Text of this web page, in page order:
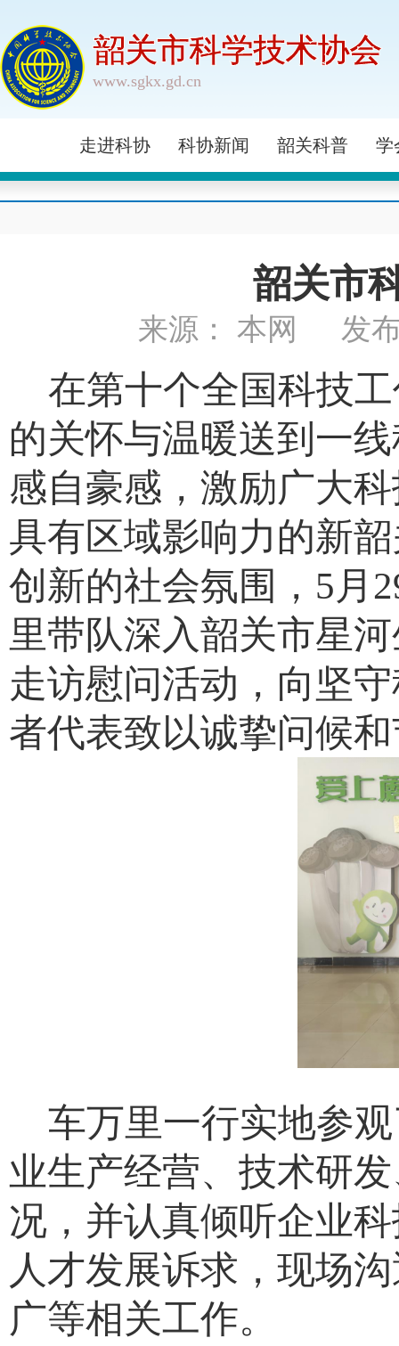
韶关市科学技术协会
www.sgkx.gd.cn
走进科协 科协新闻 韶关科普 学
韶关市
来源： 本网 发
在第十个全国科技工
的关怀与温暖送到一
感自豪感，激励广大
具有区域影响力的新
创新的社会氛围，5月
里带队深入韶关市星
走访慰问活动，向坚
者代表致以诚挚问候
车万里一行实地参观
业生产经营、技术研
况，并认真倾听企业
人才发展诉求，现场
广等相关工作。